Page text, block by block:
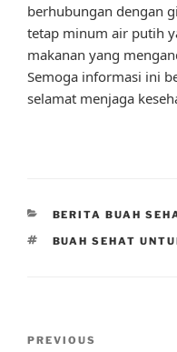
berhubungan dengan
tetap minum air putih
makanan yang
Semoga informasi ini
selamat menjaga
CATEGORIES
BERITA BUAH
TAGS
BUAH SEHAT
Previous
PREVIOUS